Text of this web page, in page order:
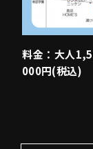
料金：大人
000円(税込)